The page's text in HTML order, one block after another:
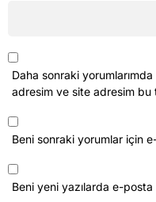
Daha sonraki yorumlarımda
adresim ve site adresim bu
Beni sonraki yorumlar için
Beni yeni yazılarda e-